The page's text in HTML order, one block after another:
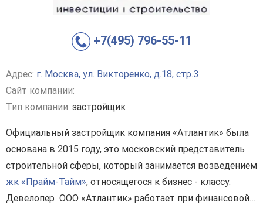
+7(495) 796-55-11
Адрес: г. Москва, ул. Викторенко, д.18, стр.3
Сайт компании:
Тип компании: застройщик
Официальный застройщик компания «Атлантик» была
основана в 2015 году, это московский представитель
строительной сферы, который занимается возведением
жк «Прайм-Тайм», относящегося к бизнес - классу.
Девелопер ООО «Атлантик» работает при финансовой